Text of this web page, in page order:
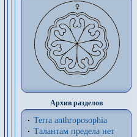
Архив разделов
Terra anthroposophia
Талантам предела нет